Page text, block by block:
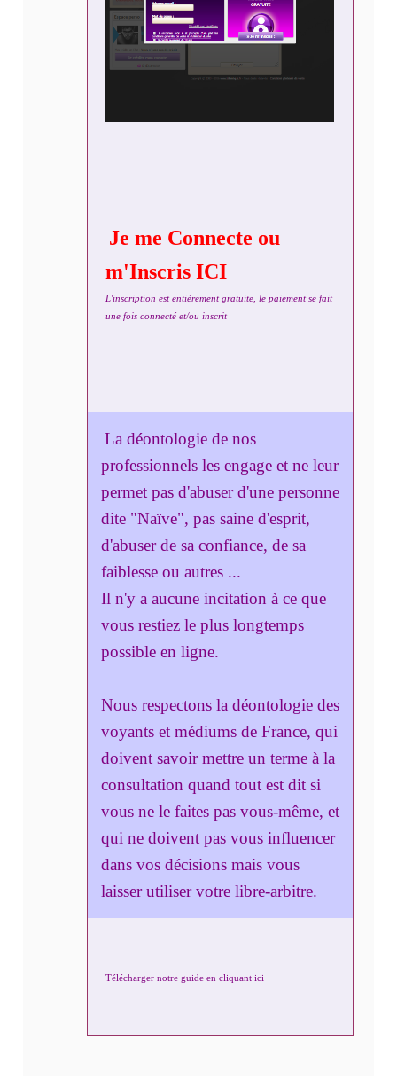
Je me Connecte ou
m'Inscris ICI
L'inscription est entièrement gratuite, le paiement se fait
une fois connecté et/ou inscrit
La déontologie de nos
professionnels les engage et ne leur
permet pas d'abuser d'une personne
dite "Naïve", pas saine d'esprit,
d'abuser de sa confiance, de sa
faiblesse ou autres ...
Il n'y a aucune incitation à ce que
vous restiez le plus longtemps
possible en ligne.
Nous respectons la déontologie des
voyants et médiums de France, qui
doivent savoir mettre un terme à la
consultation quand tout est dit si
vous ne le faites pas vous-même, et
qui ne doivent pas vous influencer
dans vos décisions mais vous
laisser utiliser votre libre-arbitre.
Télécharger notre guide en cliquant ici